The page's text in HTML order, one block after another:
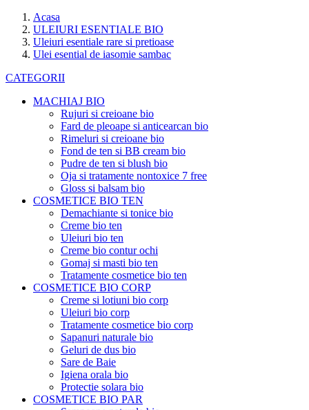
Acasa
ULEIURI ESENTIALE BIO
Uleiuri esentiale rare si pretioase
Ulei esential de iasomie sambac
CATEGORII
MACHIAJ BIO
Rujuri si creioane bio
Fard de pleoape si anticearcan bio
Rimeluri si creioane bio
Fond de ten si BB cream bio
Pudre de ten si blush bio
Oja si tratamente nontoxice 7 free
Gloss si balsam bio
COSMETICE BIO TEN
Demachiante si tonice bio
Creme bio ten
Uleiuri bio ten
Creme bio contur ochi
Gomaj si masti bio ten
Tratamente cosmetice bio ten
COSMETICE BIO CORP
Creme si lotiuni bio corp
Uleiuri bio corp
Tratamente cosmetice bio corp
Sapanuri naturale bio
Geluri de dus bio
Sare de Baie
Igiena orala bio
Protectie solara bio
COSMETICE BIO PAR